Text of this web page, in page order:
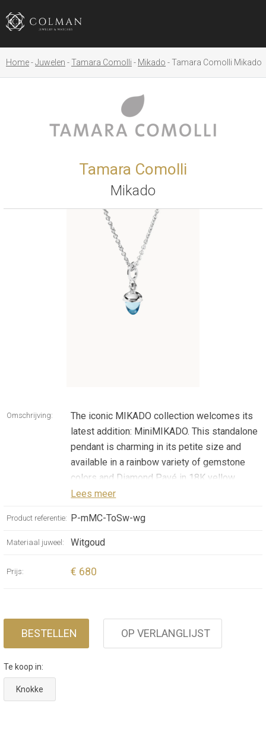
Home Juwelen Tamara Comolli Mikado Tamara Comolli Mikado
Tamara Comolli
Mikado
Omschrijving:
The iconic MIKADO collection welcomes its
latest addition: MiniMIKADO. This standalone
pendant is charming in its petite size and
available in a rainbow variety of gemstone
colors and Diamond Pavé in 18K yellow,
white and rose gold. Ideal for mix & match,
can be threaded onto a delicate choker-style
chain, knotted onto a leather cord with other
TAMARA COMOLLI collections.
Lees meer
Product referentie: P-mMC-ToSw-wg
Materiaal juweel: Witgoud
Prijs: € 680
BESTELLEN OP VERLANGLIJST
Te koop in:
Knokke